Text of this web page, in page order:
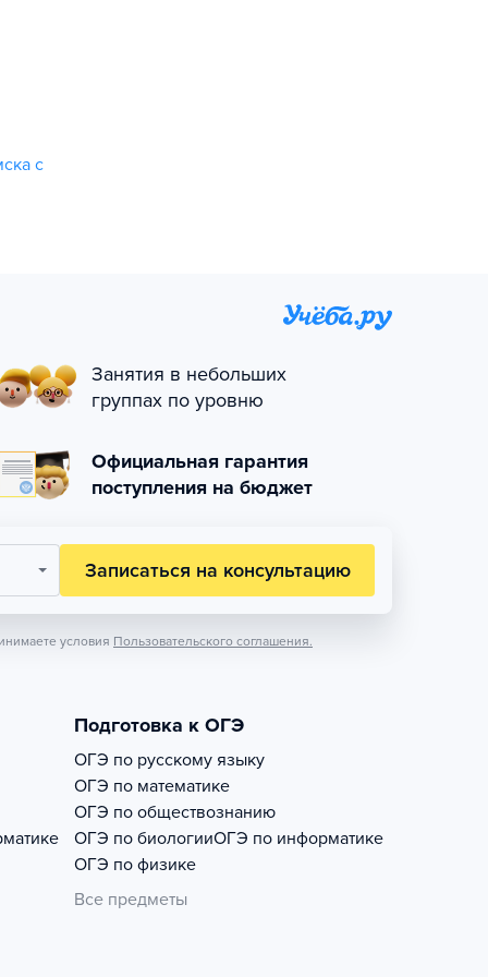
с
Занятия в небольших
группах по уровню
Официальная гарантия
поступления на бюджет
Записаться на консультацию
условия Пользовательского соглашения.
Подготовка к ОГЭ
ОГЭ по русскому языку
ОГЭ по математике
ОГЭ по обществознанию
ОГЭ по биологииОГЭ по информатике
ОГЭ по физике
Все предметы